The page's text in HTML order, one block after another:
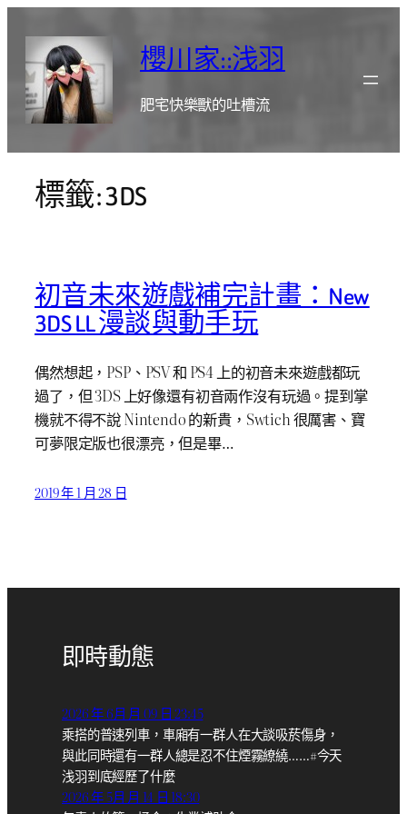
櫻川家::浅羽
肥宅快樂獸的吐槽流
標籤:3DS
初音未來遊戲補完計畫：New
3DS LL 漫談與動手玩
偶然想起，PSP、PSV 和 PS4 上的初音未來遊戲都玩
過了，但 3DS 上好像還有初音兩作沒有玩過。提到掌
機就不得不說 Nintendo 的新貴，Swtich 很厲害、寶
可夢限定版也很漂亮，但是畢…
2019 年 1 月 28 日
即時動態
2026 年 6月 月 09 日 23:45
乘搭的普速列車，車廂有一群人在大談吸菸傷身，
與此同時還有一群人總是忍不住煙霧繚繞……#今天
浅羽到底經歷了什麼
2026 年 5月 月 14 日 18:30